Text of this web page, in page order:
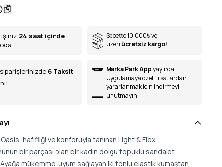
24 saat içinde
Sepette 10.000₺ve
üzeri ücretsiz kargo!
6 Taksit
Marka Park Appyayında.
Uygulamaya özel fırsatlardan
yararlanmak için indirmeyi
unutmayın
hafifliği ve konforuyla tanınan Light & Flex
bir parçası olan bir kadın dolgu topuklu sandalet
mükemmel uyum sağlayan iki tonlu elastik kumaştan